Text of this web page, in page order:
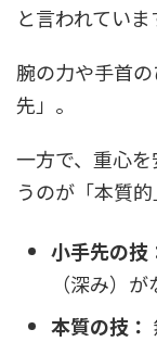
と言われていま
腕の力や手首
先」。
一方で、重心
うのが「本質的
小手先の技
（深み）が
本質の技：